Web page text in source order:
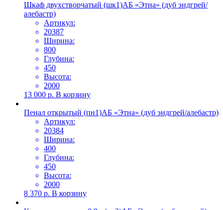
Шкаф двухстворчатый (шк1)АБ «Этна» (дуб эндгрей/
алебастр)
Артикул:
20387
Ширина:
800
Глубина:
450
Высота:
2000
13 000 р. В корзину
Пенал открытый (пн1)АБ «Этна» (дуб эндгрей/алебастр)
Артикул:
20384
Ширина:
400
Глубина:
450
Высота:
2000
8 370 р. В корзину